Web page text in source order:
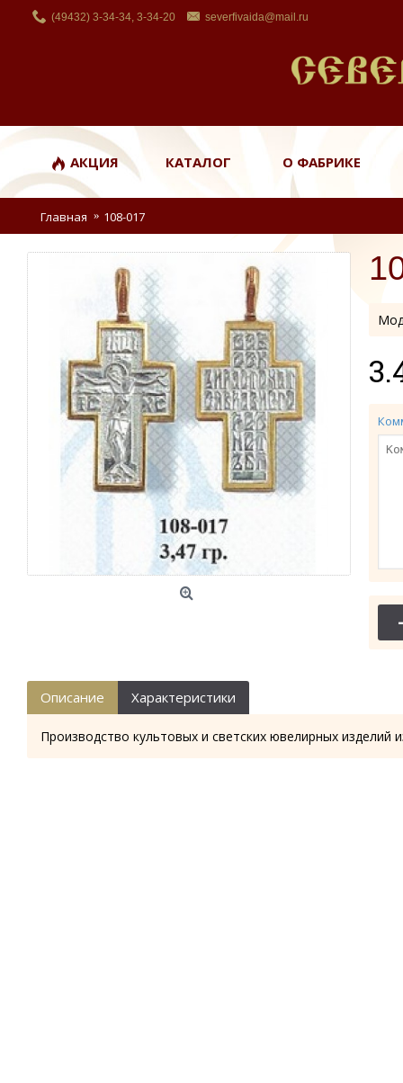
(49432) 3-34-34, 3-34-20 severfivaida@mail.ru
АКЦИЯ КАТАЛОГ О ФАБРИКЕ
Главная 108-017
-
Описание Характеристики
Производство культовых и светских ювелирных изделий